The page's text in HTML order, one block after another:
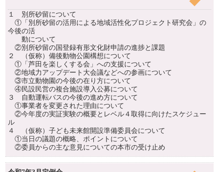
１ 別所砂留について
①「別所砂留の活用による地域活性化プロジェクト研究会」の
今後の活
動について
②別所砂留の国登録有形文化財申請の進捗と課題
２ （仮称）備後動物公園構想について
①「芦田を楽しくする会」への支援について
②地域力アップデート大会議などへの参画について
③市立動物園の今後の在り方について
④民設民営の複合施設導入公募について
３ 自動運転バスの今後の進め方について
①事業者を変更された理由について
②今年度の実証実験の概要とレベル４取得に向けたスケジュー
ル
４ （仮称）子ども未来館開設準備委員会について
①当日の議題の概略、ポイントについて
②委員からの主な意見についての本市の受け止め